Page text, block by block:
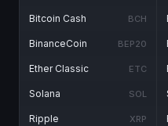
Bitcoin Cash BCH
BinanceCoin BEP20
Ether Classic ETC
Solana SOL
Ripple XRP